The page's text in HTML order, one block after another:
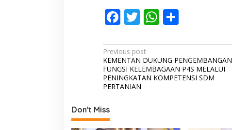
F
e
b
o
o
T
itt
er
W
at
s
A
S
ar
e
P
o
s
t
n
a
Previous post
KEMENTAN DUKUNG PENGEMBANGAN
FUNGSI KELEMBAGAAN P4S MELALUI
PENINGKATAN KOMPETENSI SDM
PERTANIAN
Don't Miss